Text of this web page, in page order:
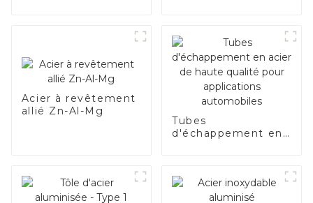
Acier à revêtement
allié Zn-Al-Mg
Tubes
d'échappement en
automobiles